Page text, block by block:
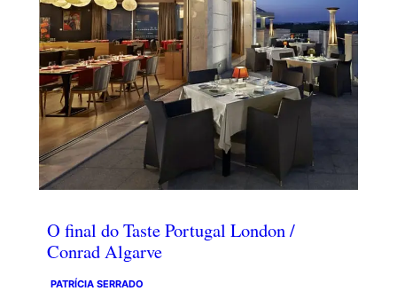
O final do Taste Portugal London /
Conrad Algarve
PATRÍCIA SERRADO